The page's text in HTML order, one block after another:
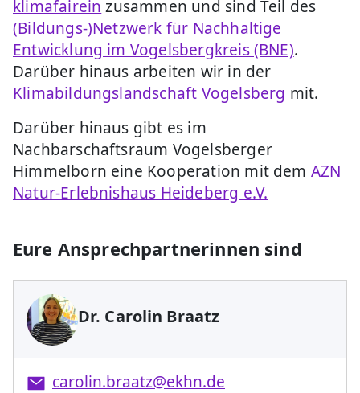
klimafairein zusammen und sind Teil des
(Bildungs-)Netzwerk für Nachhaltige
Entwicklung im Vogelsbergkreis (BNE).
Darüber hinaus arbeiten wir in der
Klimabildungslandschaft Vogelsberg mit.
Darüber hinaus gibt es im
Nachbarschaftsraum Vogelsberger
Himmelborn eine Kooperation mit dem AZN
Natur-Erlebnishaus Heideberg e.V.
Eure Ansprechpartnerinnen sind
Dr. Carolin Braatz
carolin.braatz@ekhn.de